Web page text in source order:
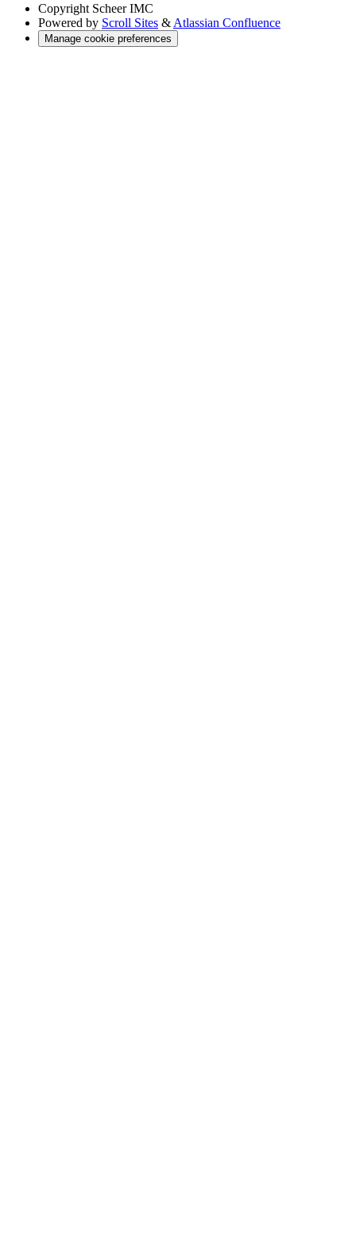
Copyright Scheer IMC
Powered by Scroll Sites & Atlassian Confluence
Manage cookie preferences